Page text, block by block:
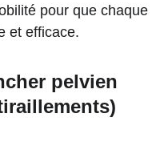
pour que chaque
et efficace.
pelvien